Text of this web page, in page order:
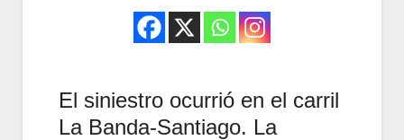
El siniestro ocurrió en el carril
La Banda-Santiago. La